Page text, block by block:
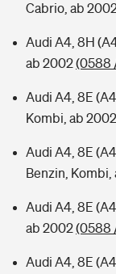
Cabrio, ab
Audi A4, 8H
ab 2002(0588
Audi A4, 8E
Kombi, ab 2002
Audi A4, 8E
Benzin, Kombi,
Audi A4, 8E
ab 2002(0588
Audi A4, 8E